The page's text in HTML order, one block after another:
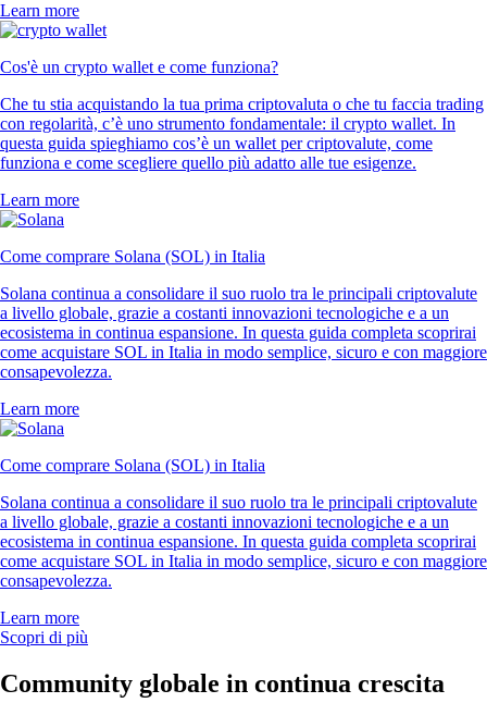
Learn more
Cos'è un crypto wallet e come funziona?
Che tu stia acquistando la tua prima criptovaluta o che tu faccia trading
con regolarità, c’è uno strumento fondamentale: il crypto wallet. In
questa guida spieghiamo cos’è un wallet per criptovalute, come
funziona e come scegliere quello più adatto alle tue esigenze.
Learn more
Come comprare Solana (SOL) in Italia
Solana continua a consolidare il suo ruolo tra le principali criptovalute
a livello globale, grazie a costanti innovazioni tecnologiche e a un
ecosistema in continua espansione. In questa guida completa scoprirai
come acquistare SOL in Italia in modo semplice, sicuro e con maggiore
consapevolezza.
Learn more
Come comprare Solana (SOL) in Italia
Solana continua a consolidare il suo ruolo tra le principali criptovalute
a livello globale, grazie a costanti innovazioni tecnologiche e a un
ecosistema in continua espansione. In questa guida completa scoprirai
come acquistare SOL in Italia in modo semplice, sicuro e con maggiore
consapevolezza.
Learn more
Scopri di più
Community globale in continua crescita